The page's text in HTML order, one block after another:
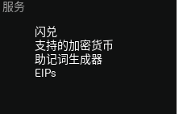
服务
闪兑
支持的加密货币
助记词生成器
EIPs